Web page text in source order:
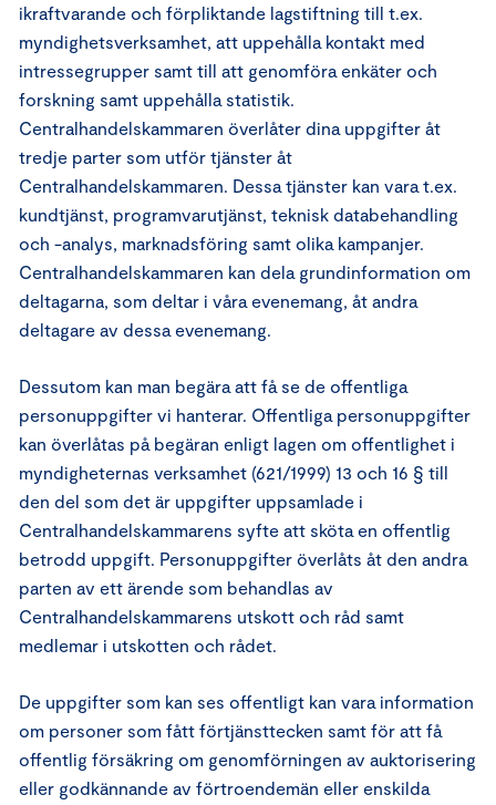
ikraftvarande och förpliktande lagstiftning till t.ex.
myndighetsverksamhet, att uppehålla kontakt med
intressegrupper samt till att genomföra enkäter och
forskning samt uppehålla statistik.
Centralhandelskammaren överlåter dina uppgifter åt
tredje parter som utför tjänster åt
Centralhandelskammaren. Dessa tjänster kan vara t.ex.
kundtjänst, programvarutjänst, teknisk databehandling
och -analys, marknadsföring samt olika kampanjer.
Centralhandelskammaren kan dela grundinformation om
deltagarna, som deltar i våra evenemang, åt andra
deltagare av dessa evenemang.
Dessutom kan man begära att få se de offentliga
personuppgifter vi hanterar. Offentliga personuppgifter
kan överlåtas på begäran enligt lagen om offentlighet i
myndigheternas verksamhet (621/1999) 13 och 16 § till
den del som det är uppgifter uppsamlade i
Centralhandelskammarens syfte att sköta en offentlig
betrodd uppgift. Personuppgifter överlåts åt den andra
parten av ett ärende som behandlas av
Centralhandelskammarens utskott och råd samt
medlemar i utskotten och rådet.
De uppgifter som kan ses offentligt kan vara information
om personer som fått förtjänsttecken samt för att få
offentlig försäkring om genomförningen av auktorisering
eller godkännande av förtroendemän eller enskilda